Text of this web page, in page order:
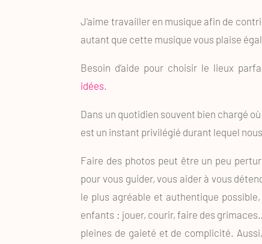
J’aime travailler en musique afin de
autant que cette musique vous plaise
Besoin d’aide pour choisir le lieux
idées.
Dans un quotidien souvent bien chargé
est un instant privilégié durant lequel
Faire des photos peut être un peu
pour vous guider, vous aider à vous
le plus agréable et authentique
enfants : jouer, courir, faire des
pleines de gaieté et de complicité.